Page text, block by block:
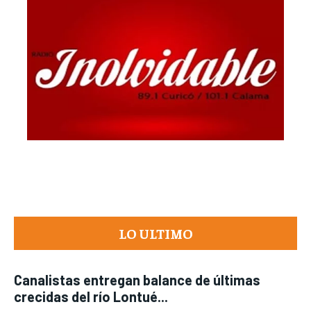
LO ULTIMO
Canalistas entregan balance de últimas
crecidas del río Lontué...